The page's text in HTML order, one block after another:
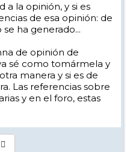
a la opinión, y si es
de esa opinión: de
ha generado...
de opinión de
sé como tomármela y
manera y si es de
Las referencias sobre
y en el foro, estas